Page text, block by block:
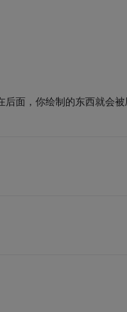
后面，你绘制的东西就会被